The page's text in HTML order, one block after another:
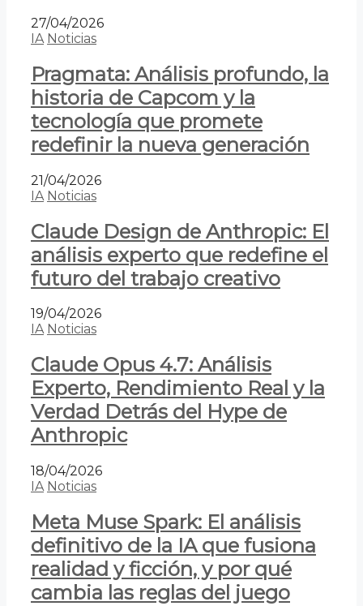
27/04/2026
IA Noticias
Pragmata: Análisis profundo, la
historia de Capcom y la
tecnología que promete
redefinir la nueva generación
21/04/2026
IA Noticias
Claude Design de Anthropic: El
análisis experto que redefine el
futuro del trabajo creativo
19/04/2026
IA Noticias
Claude Opus 4.7: Análisis
Experto, Rendimiento Real y la
Verdad Detrás del Hype de
Anthropic
18/04/2026
IA Noticias
Meta Muse Spark: El análisis
definitivo de la IA que fusiona
realidad y ficción, y por qué
cambia las reglas del juego